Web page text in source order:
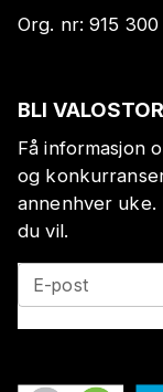
Org. nr:915 300
BLI
Få informasjon
og
annenhver uke.
du vil.
E-post